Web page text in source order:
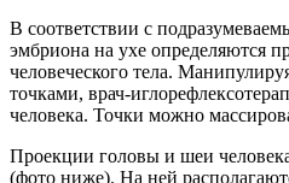
В соответствии с
эмбриона на ухе определяются
человеческого тела.
точками, врач-
человека. Точки можно
Проекции головы и шеи
(фото ниже). На ней